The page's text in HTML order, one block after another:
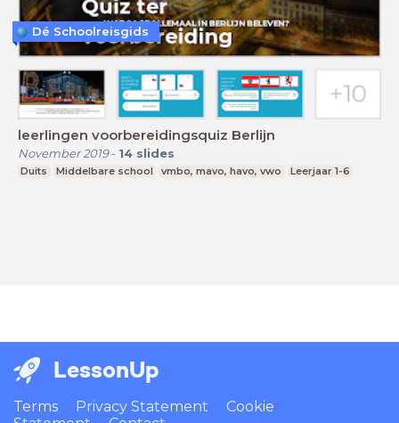
leerlingen voorbereidingsquiz Berlijn
November 2019- 14 slides
Duits Middelbare school vmbo, mavo, havo, vwo Leerjaar 1-6
Dé Schoolreisgids
LessonUp
Terms Privacy Statement
Cookie